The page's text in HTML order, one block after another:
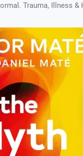
Trauma, Illness &